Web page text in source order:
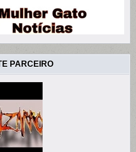
PARCEIRO